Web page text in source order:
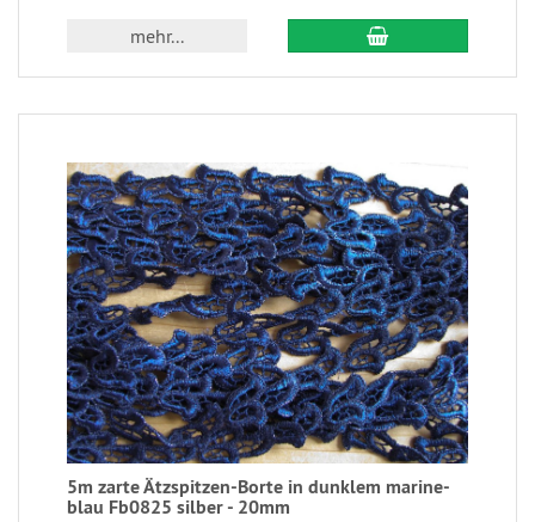
mehr...
5m zarte Ätzspitzen-Borte in dunklem marine-
blau Fb0825 silber - 20mm